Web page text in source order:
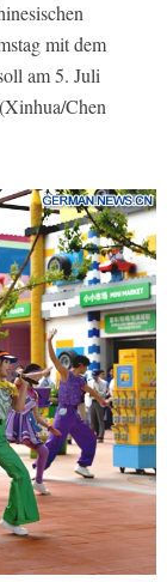
mit dem
am 5. Juli
Chen